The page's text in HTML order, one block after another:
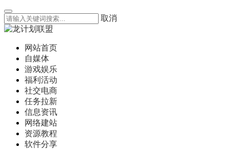
取消
网站首页
自媒体
游戏娱乐
福利活动
社交电商
任务拉新
信息资讯
网络建站
资源教程
软件分享